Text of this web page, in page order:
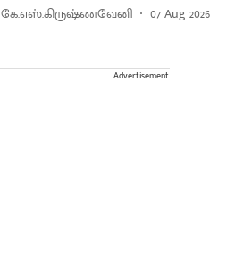
கே.எஸ்.கிருஷ்ணவேனி 07 Aug 2026
Advertisement